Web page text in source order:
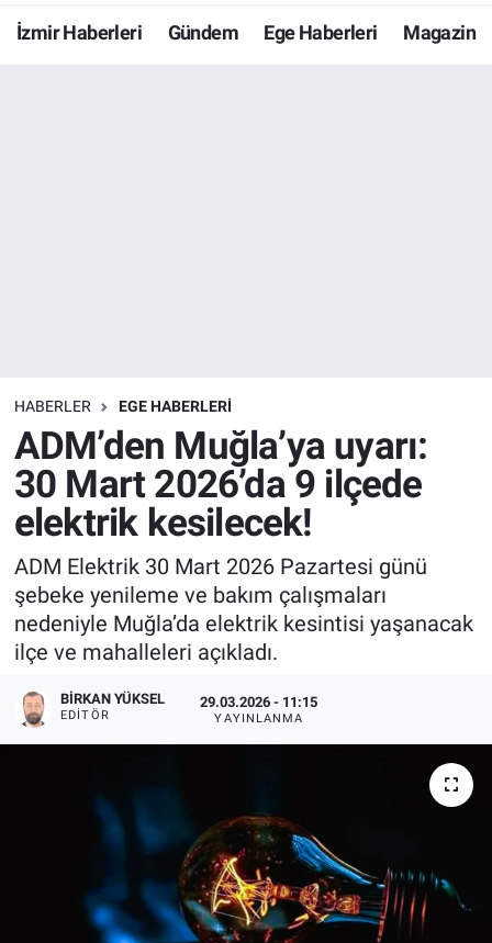
İzmir Haberleri Gündem Ege Haberleri Magazin
HABERLER EGE HABERLERİ
ADM’den Muğla’ya uyarı:
30 Mart 2026’da 9 ilçede
elektrik kesilecek!
ADM Elektrik 30 Mart 2026 Pazartesi günü
şebeke yenileme ve bakım çalışmaları
nedeniyle Muğla’da elektrik kesintisi yaşanacak
ilçe ve mahalleleri açıkladı.
BIRKAN YÜKSEL
EDITÖR
29.03.2026 - 11:15
YAYINLANMA
Resmi İlanlar